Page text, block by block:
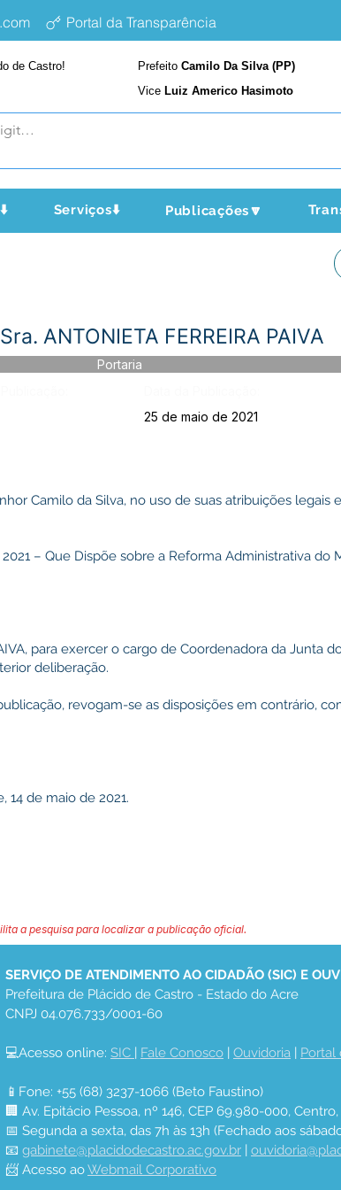
Portal da Transparência
de Castro! Prefeito Camilo Da Silva (PP)
Vice Luiz Americo Hasimoto
Serviços⬇️ Publicações🔽
ANTONIETA FERREIRA PAIVA
Portaria
25 de maio de 2021
Camilo da Silva, no uso de suas atribuições legais
– Que Dispõe sobre a Reforma Administrativa do
para exercer o cargo de Coordenadora da Junta
deliberação.
revogam-se as disposições em contrário,
14 de maio de 2021.
a pesquisa para localizar a publicação oficial.
SERVIÇO DE ATENDIMENTO AO CIDADÃO (SIC) E
Prefeitura de Plácido de Castro - Estado do Acre
CNPJ 04.076.733/0001-60
💻Acesso online: SIC | Fale Conosco | Ouvidoria | Portal
📱Fone: +55 (68) 3237-1066 (Beto Faustino)
🏢 Av. Epitácio Pessoa, nº 146, CEP 69.980-000,
📅 Segunda a sexta, das 7h às 13h (Fechado aos
📧 gabinete@placidodecastro.ac.gov.br |
📨 Acesso ao Webmail Corporativo